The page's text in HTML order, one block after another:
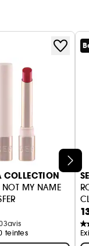
COLLECTION
NOT MY NAME
mat sans
avis
teintes